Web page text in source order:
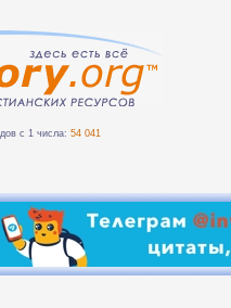
с 1 числа: 54 041